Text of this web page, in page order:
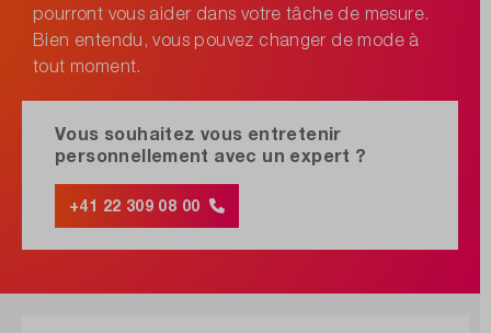
pourront vous aider dans votre tâche de mesure.
Bien entendu, vous pouvez changer de mode à
tout moment.
Vous souhaitez vous entretenir
personnellement avec un expert ?
+41 22 309 08 00